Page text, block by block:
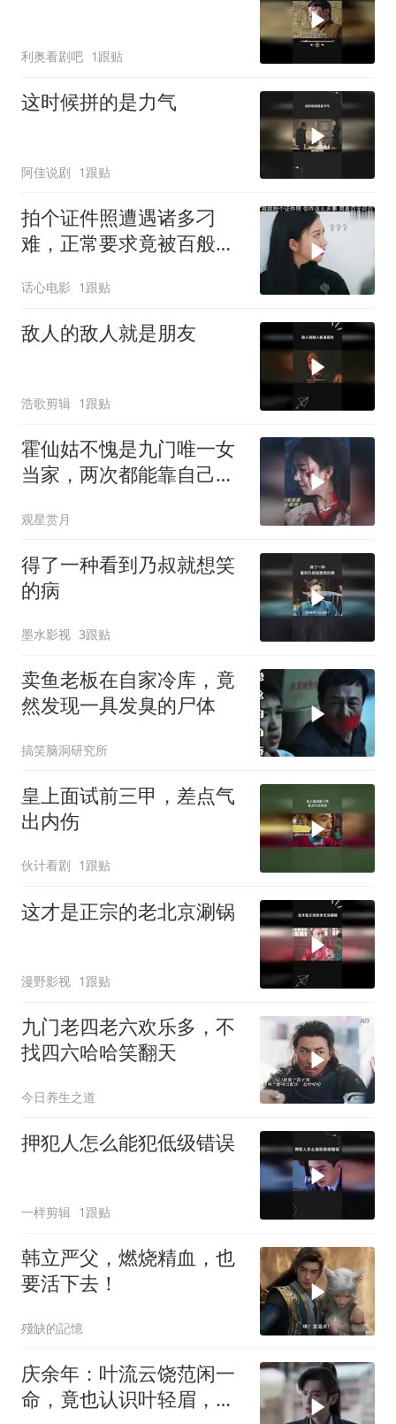
利奥看剧吧 1跟贴
这时候拼的是力气
阿佳说剧 1跟贴
拍个证件照遭遇诸多刁
难，正常要求竟被百般推
话心电影 1跟贴
敌人的敌人就是朋友
浩歌剪辑 1跟贴
霍仙姑不愧是九门唯一女
当家，两次都能靠自己逆
观星赏月
得了一种看到乃叔就想笑
的病
墨水影视 3跟贴
卖鱼老板在自家冷库，竟
然发现一具发臭的尸体
搞笑脑洞研究所
皇上面试前三甲，差点气
出内伤
伙计看剧 1跟贴
这才是正宗的老北京涮锅
漫野影视 1跟贴
九门老四老六欢乐多，不
找四六哈哈笑翻天
今日养生之道
押犯人怎么能犯低级错误
一样剪辑 1跟贴
韩立严父，燃烧精血，也
要活下去！
殘缺的記憶
庆余年：叶流云饶范闲一
命，竟也认识叶轻眉，下